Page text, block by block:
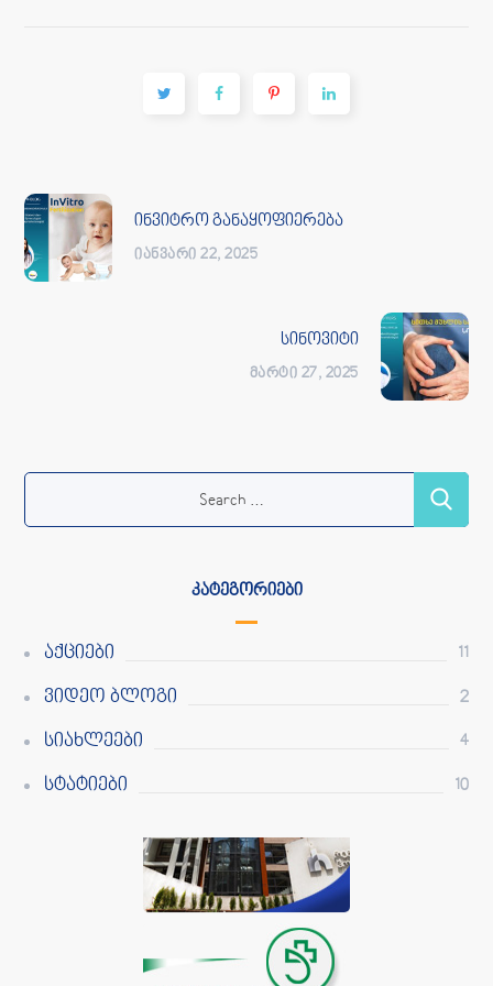
ინვიტრო განაყოფიერება
ᲘᲐᲜᲕᲐᲠᲘ 22, 2025
სინოვიტი
ᲛᲐᲠᲢᲘ 27, 2025
ᲙᲐᲢᲔᲒᲝᲠᲘᲔᲑᲘ
Აქციები 11
Ვიდეო Ბლოგი 2
Სიახლეები 4
Სტატიები 10